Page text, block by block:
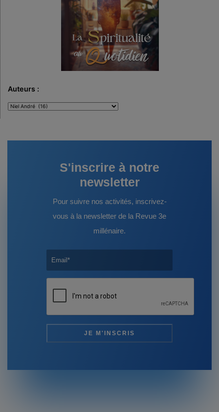
Auteurs :
Auteurs
S'inscrire à notre
newsletter
Pour suivre nos activités, inscrivez-
vous à la newsletter de la Revue 3e
millénaire.